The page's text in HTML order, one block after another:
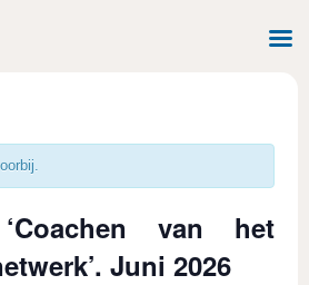
van het
Juni 2026